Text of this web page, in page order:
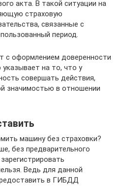
акта. В такой ситуации на
страховую
связанные с
период.
с оформлением доверенности
на то, что у
совершать действия,
значимостью в отношении
машину без страховки?
без предварительного
Ведь для данной
в ГИБДД